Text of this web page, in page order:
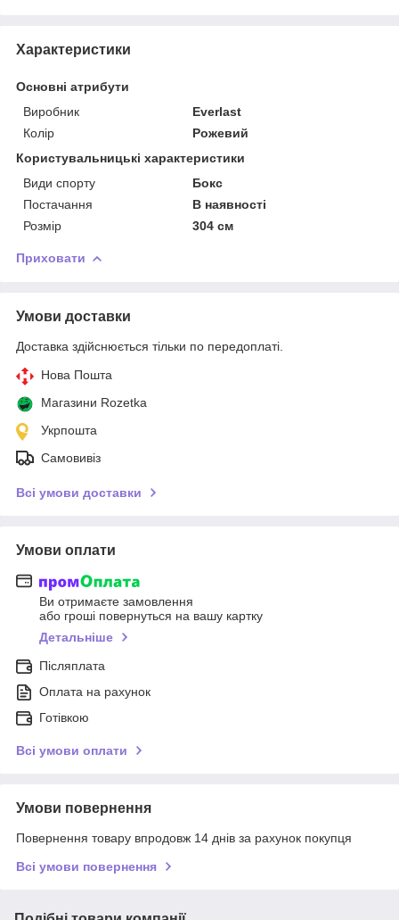
Характеристики
Основні атрибути
Виробник
Everlast
Колір
Рожевий
Користувальницькі характеристики
Види спорту
Бокс
Постачання
В наявності
Розмір
304 см
Приховати
Умови доставки
Доставка здійснюється тільки по передоплаті.
Нова Пошта
Магазини Rozetka
Укрпошта
Самовивіз
Всі умови доставки
Умови оплати
Ви отримаєте замовлення
або гроші повернуться на вашу картку
Детальніше
Післяплата
Оплата на рахунок
Готівкою
Всі умови оплати
Умови повернення
Повернення товару впродовж 14 днів за рахунок покупця
Всі умови повернення